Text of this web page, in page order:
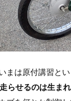
まは原付講習と
らせるのは生ま